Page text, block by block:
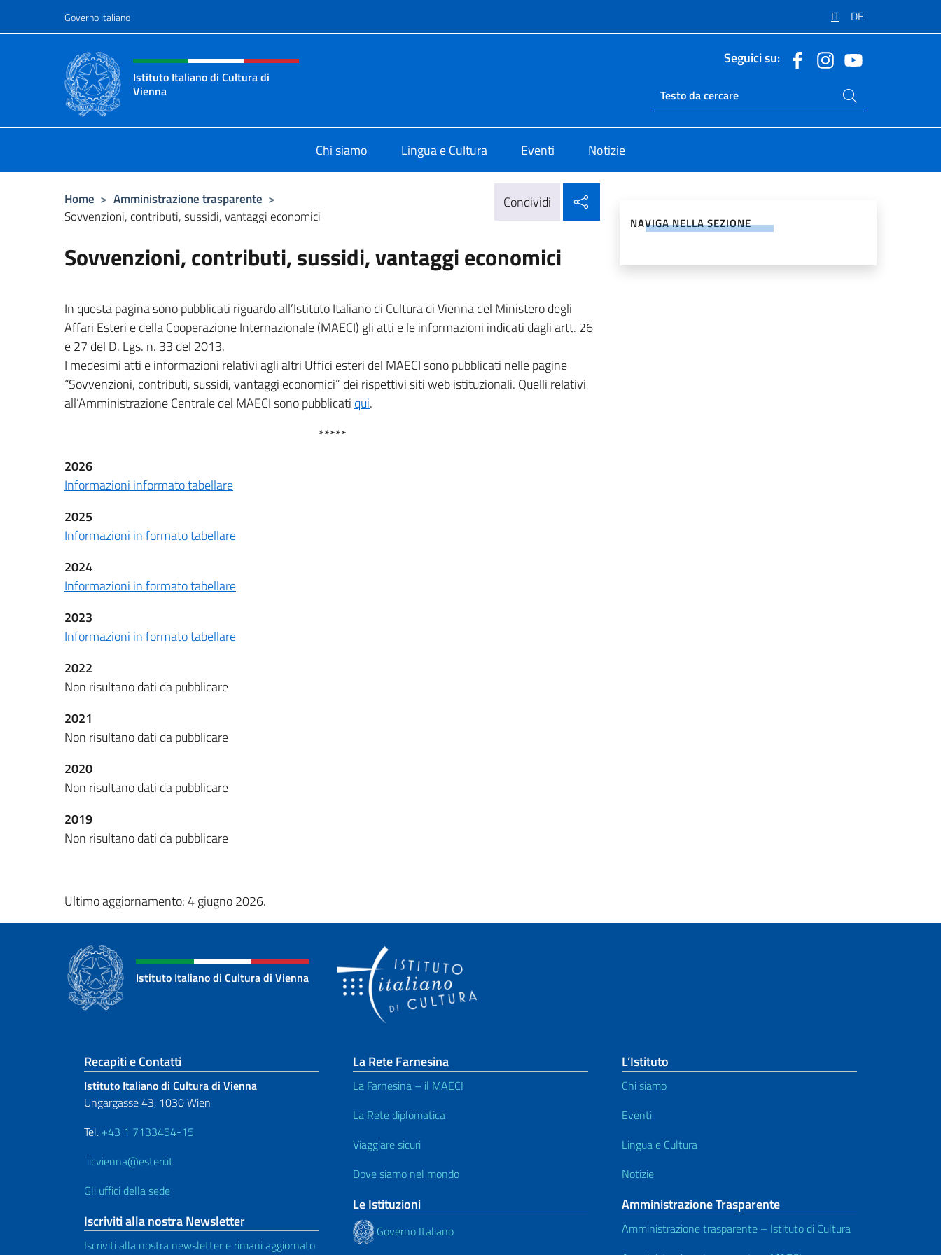
Governo Italiano IT DE
Intestazione sito, social e menù
Istituto Italiano di Cultura di
Vienna
Seguici su:
Ricerca sito live
Cerca nel sito
Chi siamo Lingua e Cultura Eventi Notizie
Home > Amministrazione trasparente >
Sovvenzioni, contributi, sussidi, vantaggi economici
Condividi
Sovvenzioni, contributi, sussidi, vantaggi economici
In questa pagina sono pubblicati riguardo all’Istituto Italiano di Cultura di Vienna del Ministero degli
Affari Esteri e della Cooperazione Internazionale (MAECI) gli atti e le informazioni indicati dagli artt. 26
e 27 del D. Lgs. n. 33 del 2013.
I medesimi atti e informazioni relativi agli altri Uffici esteri del MAECI sono pubblicati nelle pagine
“Sovvenzioni, contributi, sussidi, vantaggi economici” dei rispettivi siti web istituzionali. Quelli relativi
all’Amministrazione Centrale del MAECI sono pubblicati qui.
*****
2026
Informazioni informato tabellare
2025
Informazioni in formato tabellare
2024
Informazioni in formato tabellare
2023
Informazioni in formato tabellare
2022
Non risultano dati da pubblicare
2021
Non risultano dati da pubblicare
2020
Non risultano dati da pubblicare
2019
Non risultano dati da pubblicare
Ultimo aggiornamento: 4 giugno 2026.
NAVIGA NELLA SEZIONE
Istituto Italiano di Cultura di Vienna
Sezione footer
Recapiti e Contatti
Istituto Italiano di Cultura di Vienna
Ungargasse 43, 1030 Wien
Tel. +43 1 7133454-15
iicvienna@esteri.it
Gli uffici della sede
Iscriviti alla nostra Newsletter
Iscriviti alla nostra newsletter e rimani aggiornato
La Rete Farnesina
La Farnesina – il MAECI
La Rete diplomatica
Viaggiare sicuri
Dove siamo nel mondo
Le Istituzioni
Governo Italiano
L’Istituto
Chi siamo
Eventi
Lingua e Cultura
Notizie
Amministrazione Trasparente
Amministrazione trasparente – Istituto di Cultura